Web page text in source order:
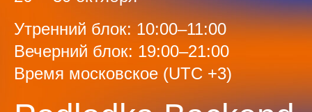
Утренний блок: 10:00–11:00
Вечерний блок: 19:00–21:00
Время московское (UTC +3)